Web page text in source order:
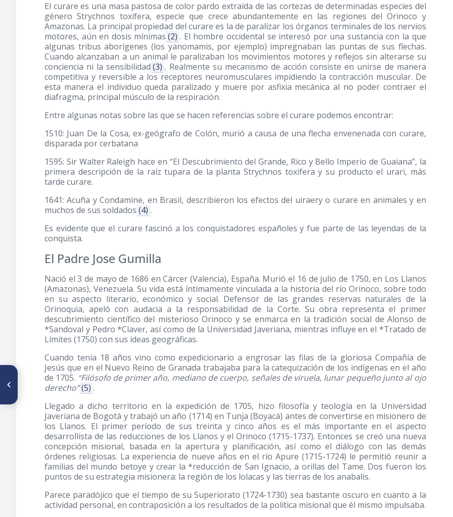
El curare es una masa pastosa de color pardo extraída de las cortezas de determinadas especies del
género Strychnos toxifera, especie que crece abundantemente en las regiones del Orinoco y
Amazonas. La principal propiedad del curare es la de paralizar los órganos terminales de los nervios
motores, aún en dosis mínimas (2) . El hombre occidental se interesó por una sustancia con la que
algunas tribus aborígenes (los yanomamis, por ejemplo) impregnaban las puntas de sus flechas.
Cuando alcanzaban a un animal le paralizaban los movimientos motores y reflejos sin alterarse su
conciencia ni la sensibilidad (3) . Realmente su mecanismo de acción consiste en unirse de manera
competitiva y reversible a los receptores neuromusculares impidiendo la contracción muscular. De
esta manera el individuo queda paralizado y muere por asfixia mecánica al no poder contraer el
diafragma, principal músculo de la respiración.
Entre algunas notas sobre las que se hacen referencias sobre el curare podemos encontrar:
1510: Juan De la Cosa, ex-geógrafo de Colón, murió a causa de una flecha envenenada con curare,
disparada por cerbatana
1595: Sir Walter Raleigh hace en “El Descubrimiento del Grande, Rico y Bello Imperio de Guaiana”, la
primera descripción de la raíz tupara de la planta Strychnos toxifera y su producto el urari, más
tarde curare.
1641: Acuña y Condamine, en Brasil, describieron los efectos del uiraery o curare en animales y en
muchos de sus soldados (4) .
Es evidente que el curare fascinó a los conquistadores españoles y fue parte de las leyendas de la
conquista.
El Padre Jose Gumilla
Nació el 3 de mayo de 1686 en Cárcer (Valencia), España. Murió el 16 de julio de 1750, en Los Llanos
(Amazonas), Venezuela. Su vida está íntimamente vinculada a la historia del río Orinoco, sobre todo
en su aspecto literario, económico y social. Defensor de las grandes reservas naturales de la
Orinoquia, apeló con audacia a la responsabilidad de la Corte. Su obra representa el primer
descubrimiento científico del misterioso Orinoco y se enmarca en la tradición social de Alonso de
*Sandoval y Pedro *Claver, así como de la Universidad Javeriana, mientras influye en el *Tratado de
Límites (1750) con sus ideas geográficas.
Cuando tenía 18 años vino como expedicionario a engrosar las filas de la gloriosa Compañía de
Jesús que en el Nuevo Reino de Granada trabajaba para la catequización de los indígenas en el año
de 1705. “Filósofo de primer año, mediano de cuerpo, señales de viruela, lunar pequeño junto al ojo
derecho”(5) .
Llegado a dicho territorio en la expedición de 1705, hizo filosofía y teología en la Universidad
Javeriana de Bogotá y trabajó un año (1714) en Tunja (Boyacá) antes de convertirse en misionero de
los Llanos. El primer período de sus treinta y cinco años es el más importante en el aspecto
desarrollista de las reducciones de los Llanos y el Orinoco(1715-1737). Entonces se creó una nueva
concepción misional, basada en la apertura y planificación, así como el diálogo con las demás
órdenes religiosas. La experiencia de nueve años en el río Apure(1715-1724) le permitió reunir a
familias del mundo betoye y crear la *reducción de San Ignacio, a orillas del Tame. Dos fueron los
puntos de su estrategia misionera: la región de los lolacas y las tierras de los anabalis.
Parece paradójico que el tiempo de su Superiorato(1724-1730) sea bastante oscuro en cuanto a la
actividad personal, en contraposición a los resultados de la política misional que él mismo impulsaba.
ARTÍCULO ANTERIOR
Juicio crítico sobre el trabajo
Pediatría. Ciencia y Filantropía
científicas venezolanas del
siglo XIX